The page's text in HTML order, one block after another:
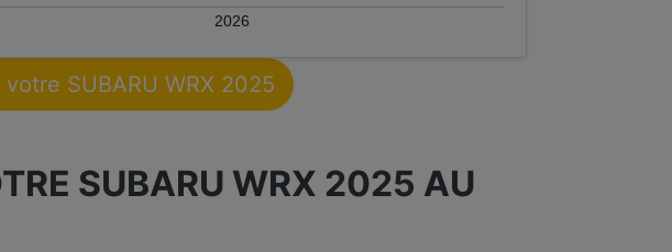
2026
SUBARU WRX 2025
SUBARU WRX 2025 AU